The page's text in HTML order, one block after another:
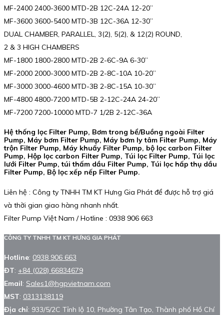
MF-2400 2400-3600 MTD-2B 12C-24A 12-20”
MF-3600 3600-5400 MTD-3B 12C-36A 12-30”
DUAL CHAMBER, PARALLEL, 3(2), 5(2), & 12(2) ROUND,
2 & 3 HIGH CHAMBERS
MF-1800 1800-2800 MTD-2B 2-6C-9A 6-30”
MF-2000 2000-3000 MTD-2B 2-8C-10A 10-20”
MF-3000 3000-4600 MTD-3B 2-8C-15A 10-30”
MF-4800 4800-7200 MTD-5B 2-12C-24A 24-20”
MF-7200 7200-10000 MTD-7 1/2B 2-12C-36A
Hệ thống lọc Filter Pump, Bơm trong bể/Buồng ngoài Filter
Pump, Máy bơm Filter Pump, Máy bơm ly tâm Filter Pump, Máy
trộn Filter Pump, Máy khuấy Filter Pump, bộ lọc carbon Filter
Pump, Hộp lọc carbon Filter Pump, Túi lọc Filter Pump, Túi lọc
lưới Filter Pump, túi thấm dầu Filter Pump, Túi lọc hấp thụ dầu
Filter Pump, Bộ lọc xếp nếp Filter Pump.
Liên hệ : Công ty TNHH TM KT Hưng Gia Phát để được hỗ trợ giá
và thời gian giao hàng nhanh nhất.
Filter Pump Việt Nam / Hotline : 0938 906 663
CÔNG TY TNHH TM KT HƯNG GIA PHÁT
Hotline: 0938 906 663
ĐT: +84 (028) 66834679
Email: Sales1@hgpvietnam.com
MST: 0313138119
Địa chỉ: 933/5/2C Tỉnh lộ 10, Phường Tân Tạo, Thành phố Hồ Chí